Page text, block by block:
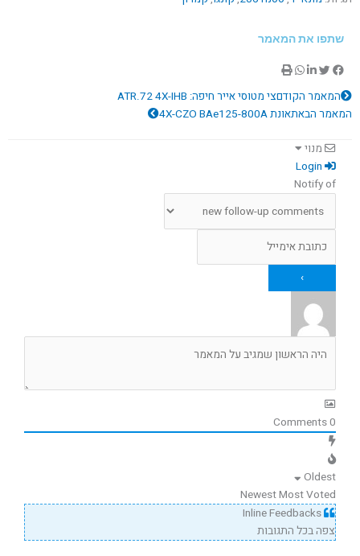
שתפו את המאמר
קודם
המאמר הקודםצי מטוסי אייר חיפה: ATR.72 4X-IHB
המאמר הבאתאונת 4X-CZO BAe125-800A
הבא
מנוי
Notify of
0
Oldest
NewestMost Voted
צפה בכל התגובות